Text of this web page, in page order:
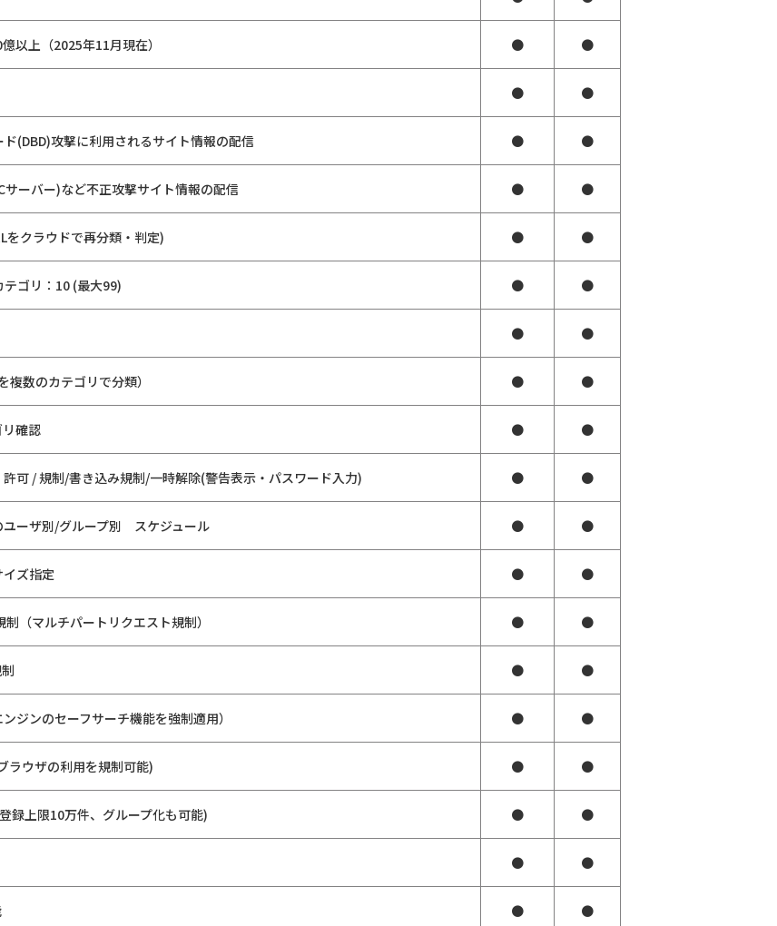
以上（2025年11月現在） ● ●
● ●
(DBD)攻撃に利用されるサイト情報の配信 ● ●
ーバー)など不正攻撃サイト情報の配信 ● ●
をクラウドで再分類・判定) ● ●
ゴリ：10 (最大99) ● ●
● ●
複数のカテゴリで分類） ● ●
確認 ● ●
可 / 規制/書き込み規制/一時解除(警告表示・パスワード入力) ● ●
ユーザ別/グループ別 スケジュール ● ●
イズ指定 ● ●
（マルチパートリクエスト規制） ● ●
● ●
ジンのセーフサーチ機能を強制適用） ● ●
ラウザの利用を規制可能) ● ●
録上限10万件、グループ化も可能) ● ●
● ●
● ●